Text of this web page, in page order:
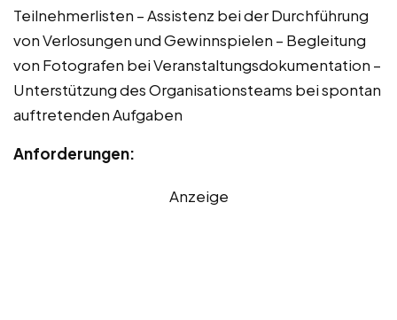
Teilnehmerlisten – Assistenz bei der Durchführung
von Verlosungen und Gewinnspielen – Begleitung
von Fotografen bei Veranstaltungsdokumentation –
Unterstützung des Organisationsteams bei spontan
auftretenden Aufgaben
Anforderungen:
Anzeige